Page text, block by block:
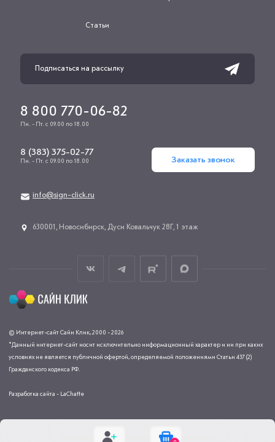
Статьи
8 800 770-06-82
Пн. - Пт. с 09.00 по 18.00
8 (383) 375-02-77
Пн. - Пт. с 09.00 по 18.00 Заказать звонок
info@sign-click.ru
​630001, Новосибирск, Дуси Ковальчук 28Г, 1 этаж
© Интернет-сайт Сайн Клик, 2000 - 2026
*Данный интернет-сайт носит исключительно информационный характер и ни при каких
условиях не является публичной офертой, определяемой положениями Статьи 437 (2)
Гражданского кодекса РФ.
Разработка сайта - LaChatte